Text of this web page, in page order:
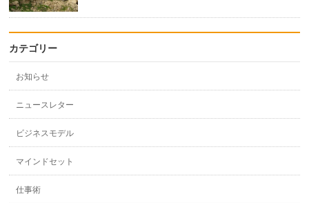
カテゴリー
お知らせ
ニュースレター
ビジネスモデル
マインドセット
仕事術